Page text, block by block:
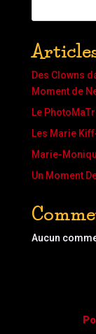
Des Clowns
Moment de
Le
Les Marie
Marie-
Un Moment
Aucun